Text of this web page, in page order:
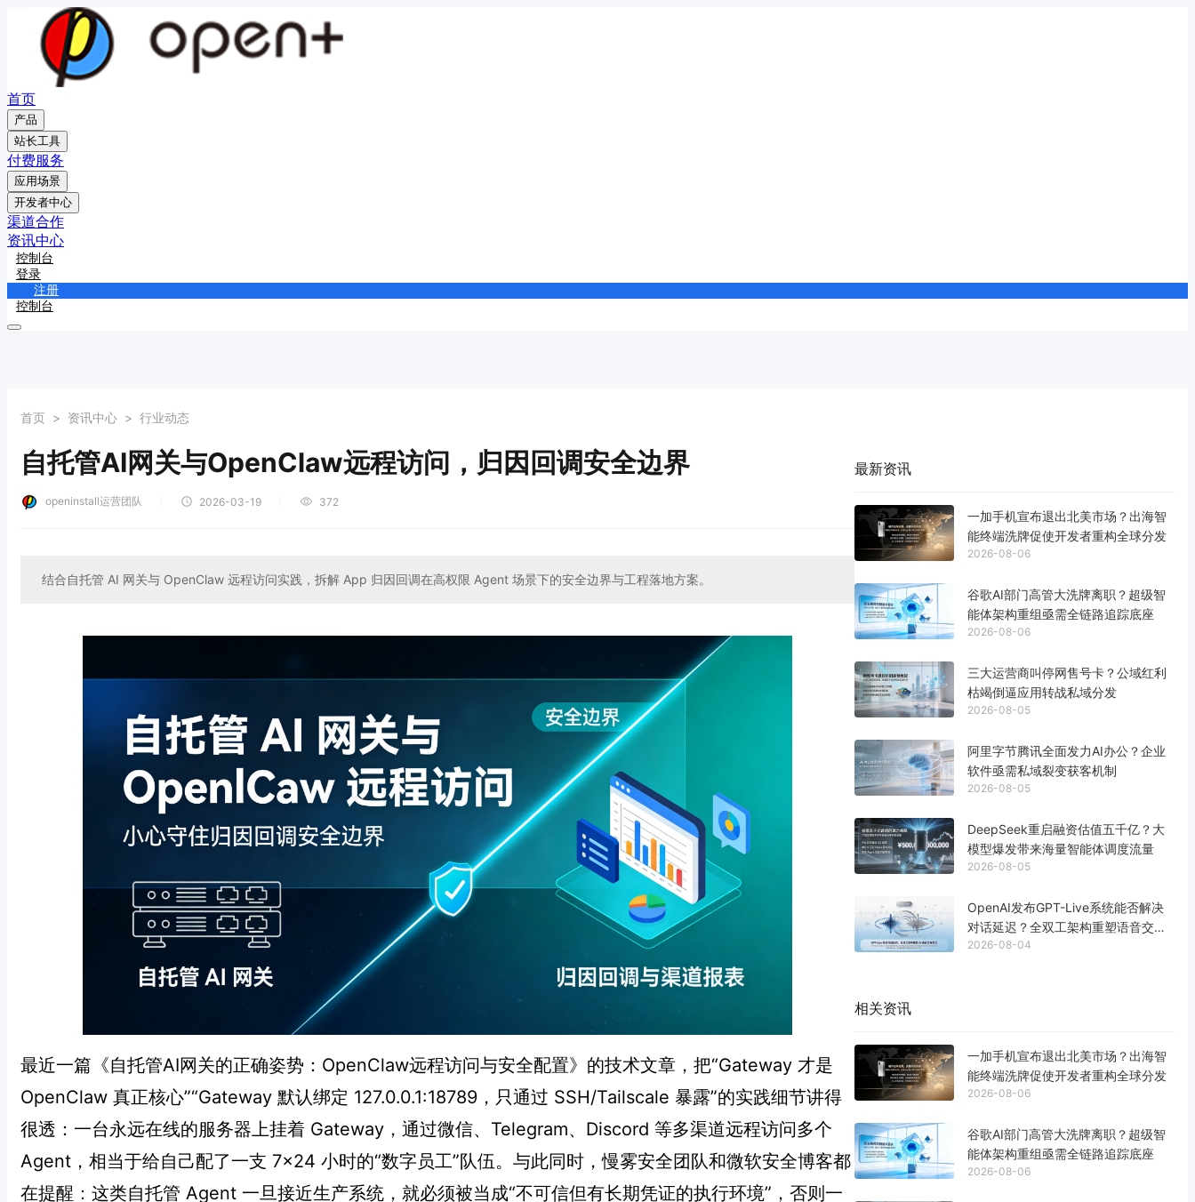
首页
产品
站长工具
付费服务
应用场景
开发者中心
渠道合作
资讯中心
控制台
登录
注册
控制台
首页 > 资讯中心 > 行业动态
自托管AI网关与OpenClaw远程访问，归因回调安全边界
openinstall运营团队 2026-03-19 372
结合自托管 AI 网关与 OpenClaw 远程访问实践，拆解 App 归因回调在高权限 Agent 场景下的安全边界与工程落地方案。
最近一篇《自托管AI网关的正确姿势：OpenClaw远程访问与安全配置》的技术文章，把“Gateway 才是
OpenClaw 真正核心”“Gateway 默认绑定 127.0.0.1:18789，只通过 SSH/Tailscale 暴露”的实践细节讲得
很透：一台永远在线的服务器上挂着 Gateway，通过微信、Telegram、Discord 等多渠道远程访问多个
Agent，相当于给自己配了一支 7×24 小时的“数字员工”队伍。与此同时，慢雾安全团队和微软安全博客都
在提醒：这类自托管 Agent 一旦接近生产系统，就必须被当成“不可信但有长期凭证的执行环境”，否则一
最新资讯
一加手机宣布退出北美市场？出海智
能终端洗牌促使开发者重构全球分发
2026-08-06
谷歌AI部门高管大洗牌离职？超级智
能体架构重组亟需全链路追踪底座
2026-08-06
三大运营商叫停网售号卡？公域红利
枯竭倒逼应用转战私域分发
2026-08-05
阿里字节腾讯全面发力AI办公？企业
软件亟需私域裂变获客机制
2026-08-05
DeepSeek重启融资估值五千亿？大
模型爆发带来海量智能体调度流量
2026-08-05
OpenAI发布GPT-Live系统能否解决
对话延迟？全双工架构重塑语音交互
生态
2026-08-04
相关资讯
一加手机宣布退出北美市场？出海智
能终端洗牌促使开发者重构全球分发
2026-08-06
谷歌AI部门高管大洗牌离职？超级智
能体架构重组亟需全链路追踪底座
2026-08-06